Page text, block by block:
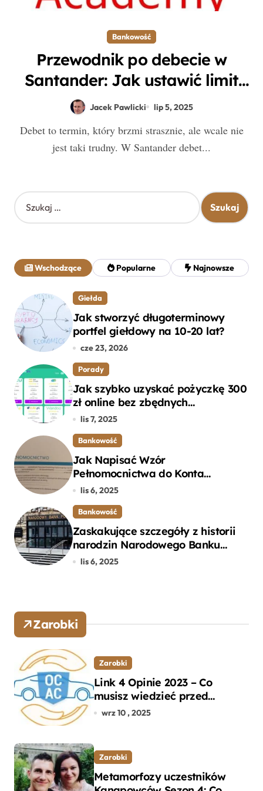
Bankowość
Przewodnik po debecie w
Santander: Jak ustawić limit
krok po kroku
Jacek Pawlicki lip 5, 2025
Debet to termin, który brzmi strasznie, ale wcale nie
jest taki trudny. W Santander debet...
S
z
j
:
Wschodzące Popularne Najnowsze
Giełda
Jak stworzyć długoterminowy
portfel giełdowy na 10-20 lat?
cze 23, 2026
Porady
Jak szybko uzyskać pożyczkę 300
zł online bez zbędnych
formalności?
lis 7, 2025
Bankowość
Jak Napisać Wzór
Pełnomocnictwa do Konta
Bankowego – Praktyczny
lis 6, 2025
Bankowość
Zaskakujące szczegóły z historii
narodzin Narodowego Banku
Polskiego, o których mogłeś nie
lis 6, 2025
Zarobki
Zarobki
Link 4 Opinie 2023 – Co
musisz wiedzieć przed
wyborem ubezpieczenia OC i
wrz 10 , 2025
Zarobki
Metamorfozy uczestników